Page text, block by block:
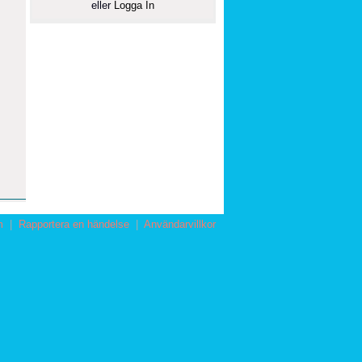
eller Logga In
| Rapportera en händelse | Användarvillkor